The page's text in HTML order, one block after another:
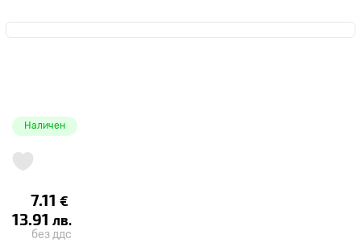
Наличен
7.11 €
13.91 лв.
без ддс